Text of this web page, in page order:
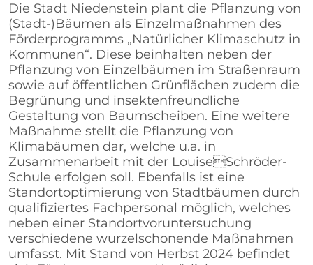
Die Stadt Niedenstein plant die Pflanzung von
(Stadt-)Bäumen als Einzelmaßnahmen des
Förderprogramms „Natürlicher Klimaschutz in
Kommunen“. Diese beinhalten neben der
Pflanzung von Einzelbäumen im Straßenraum
sowie auf öffentlichen Grünflächen zudem die
Begrünung und insektenfreundliche
Gestaltung von Baumscheiben. Eine weitere
Maßnahme stellt die Pflanzung von
Klimabäumen dar, welche u.a. in
Zusammenarbeit mit der LouiseSchröder-
Schule erfolgen soll. Ebenfalls ist eine
Standortoptimierung von Stadtbäumen durch
qualifiziertes Fachpersonal möglich, welches
neben einer Standortvoruntersuchung
verschiedene wurzelschonende Maßnahmen
umfasst. Mit Stand von Herbst 2024 befindet